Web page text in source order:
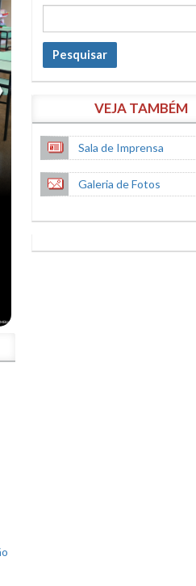
Pesquisar
VEJA TAMBÉM
Sala de Imprensa
Galeria de Fotos